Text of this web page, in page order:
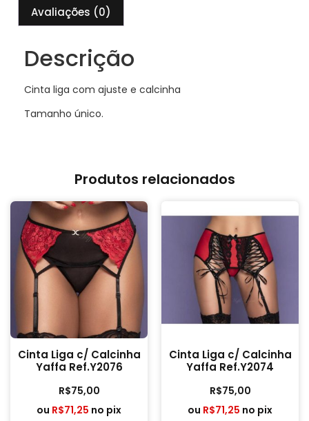
Avaliações (0)
Descrição
Cinta liga com ajuste e calcinha
Tamanho único.
Produtos relacionados
Cinta Liga c/ Calcinha
Yaffa Ref.Y2076
R$75,00
ou R$71,25 no pix
Cinta Liga c/ Calcinha
Yaffa Ref.Y2074
R$75,00
ou R$71,25 no pix